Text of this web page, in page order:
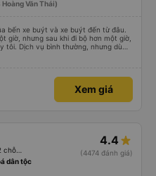
Văn Thái)
bến xe buýt và xe buýt đến từ đâu.
giờ, nhưng sau khi đi bộ hơn một giờ,
tôi. Dịch vụ bình thường, nhưng dù
tôi rất thoải mái. Sẽ tuyệt hơn nếu
Xem giá
4.4
(4474 đánh giá)
dân tộc